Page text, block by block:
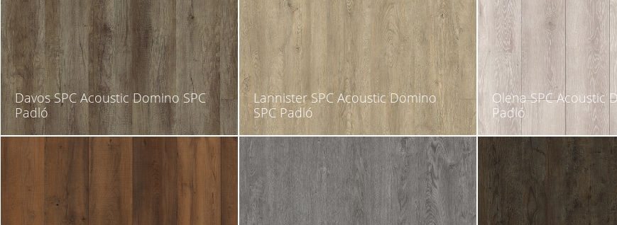
Davos SPC Acoustic Domino SPC
Padló
Lannister SPC Acoustic Domino
SPC Padló
Olena SPC Acoustic
Padló